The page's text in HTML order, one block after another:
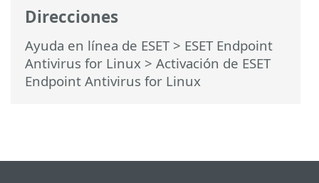
Direcciones
Ayuda en línea de ESET> ESET Endpoint
Antivirus for Linux > Activación de ESET
Endpoint Antivirus for Linux